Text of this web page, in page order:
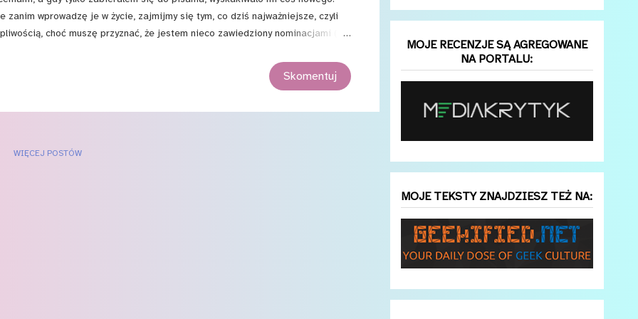
zanim wprowadzę je w życie, zajmijmy się tym, co dziś najważniejsze, czyli
choć muszę przyznać, że jestem nieco zawiedziony nominacjami (w
„La la la(nd)”, to może jednak czekają nas niespodzianki?
Skomentuj
WIĘCEJ POSTÓW
MOJE RECENZJE SĄ AGREGOWANE
NA PORTALU:
MOJE TEKSTY ZNAJDZIESZ TEŻ NA: